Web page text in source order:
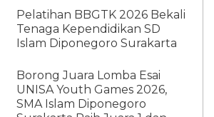
Pelatihan BBGTK 2026 Bekali
Tenaga Kependidikan SD
Islam Diponegoro Surakarta
Borong Juara Lomba Esai
UNISA Youth Games 2026,
SMA Islam Diponegoro